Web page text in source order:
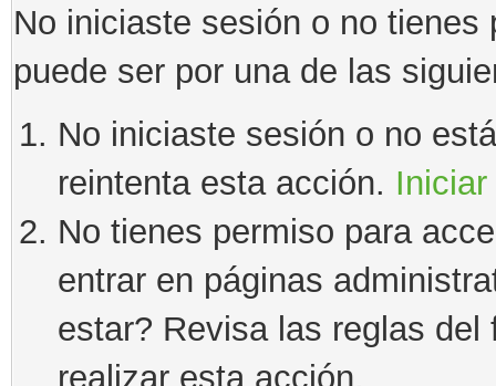
No iniciaste sesión o no
puede ser por una de las
No iniciaste sesión o no
reintenta esta acción.
No tienes permiso para
entrar en páginas
estar? Revisa las reglas
realizar esta acción.